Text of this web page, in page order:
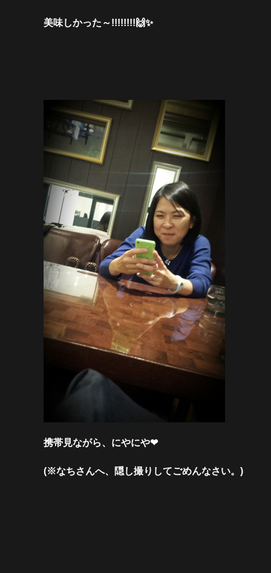
美味しかった～!!!!!!!!🙌✨
携帯見ながら、にやにや❤
(※なちさんへ、隠し撮りしてごめんなさい。)